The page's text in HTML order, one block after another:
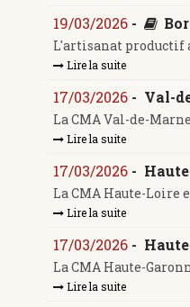
19/03/2026-
L'artisanat productif
Lire la suite
17/03/2026- Val-
La CMA Val-de-
Lire la suite
17/03/2026-
La CMA Haute-Loire
Lire la suite
17/03/2026-
La CMA Haute-
Lire la suite